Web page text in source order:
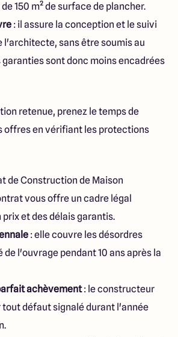
150 m² de surface de plancher.
: il assure la conception et le suivi
l'architecte, sans être soumis au
garanties sont donc moins encadrées
retenue, prenez le temps de
offres en vérifiant les protections
de Construction de Maison
vous offre un cadre légal
et des délais garantis.
: elle couvre les désordres
l'ouvrage pendant 10 ans après la
achèvement: le constructeur
défaut signalé durant l'année